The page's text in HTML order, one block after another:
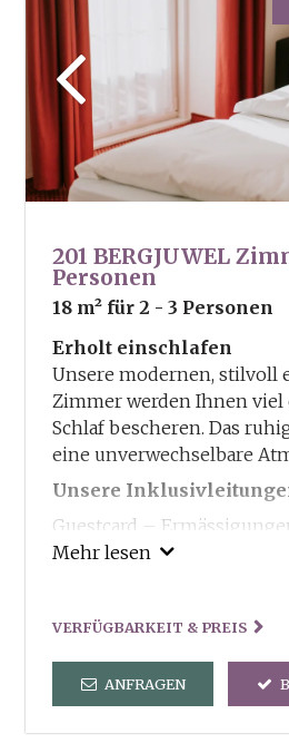
201 BERGJUWEL
Personen
18 m² für 2 - 3 Personen
Erholt einschlafen
Unsere modernen, stilvoll
Zimmer werden Ihnen viel
Schlaf bescheren. Das
eine unverwechselbare
Unsere
Guestcard –
und um Truden
Tennisplatz steht
Verfügung
Verleih von
Wanderrucksack
2x in der Woche geführte
Mehr lesen
VERFÜGBARKEIT & PREIS
ANFRAGEN